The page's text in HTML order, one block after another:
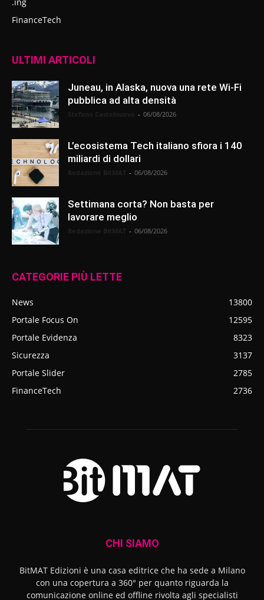
FinanceTech
ULTIMI ARTICOLI
Juneau, in Alaska, nuova una rete Wi-Fi
pubblica ad alta densità
- 06/08/2026
L’ecosistema Tech italiano sfiora i 140
miliardi di dollari
- 06/08/2026
Settimana corta? Non basta per
lavorare meglio
- 06/08/2026
CATEGORIE PIÙ LETTE
News
13800
Portale Focus On
12595
Portale Evidenza
8323
Sicurezza
3137
Portale Slider
2785
FinanceTech
2736
CHI SIAMO
BitMAT Edizioni è una casa editrice che ha sede a Milano
con una copertura a 360° per quanto riguarda la
comunicazione online ed offline rivolta agli specialisti